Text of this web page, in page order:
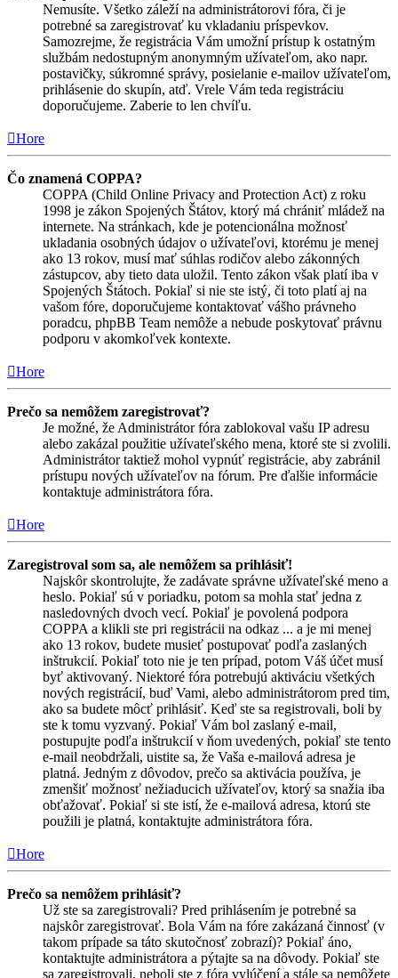
Nemusíte. Všetko záleží na administrátorovi fóra, či je
potrebné sa zaregistrovať ku vkladaniu príspevkov.
Samozrejme, že registrácia Vám umožní prístup k ostatným
službám nedostupným anonymným užívateľom, ako napr.
postavičky, súkromné správy, posielanie e-mailov užívateľom,
prihlásenie do skupín, atď. Vrele Vám teda registráciu
doporučujeme. Zaberie to len chvíľu.
Hore
Čo znamená COPPA?
COPPA (Child Online Privacy and Protection Act) z roku
1998 je zákon Spojených Štátov, ktorý má chrániť mládež na
internete. Na stránkach, kde je potencionálna možnosť
ukladania osobných údajov o užívateľovi, ktorému je menej
ako 13 rokov, musí mať súhlas rodičov alebo zákonných
zástupcov, aby tieto data uložil. Tento zákon však platí iba v
Spojených Štátoch. Pokiaľ si nie ste istý, či toto platí aj na
vašom fóre, doporučujeme kontaktovať vášho právneho
poradcu, phpBB Team nemôže a nebude poskytovať právnu
podporu v akomkoľvek kontexte.
Hore
Prečo sa nemôžem zaregistrovať?
Je možné, že Administrátor fóra zablokoval vašu IP adresu
alebo zakázal použitie užívateľského mena, ktoré ste si zvolili.
Administrátor taktiež mohol vypnúť registrácie, aby zabránil
prístupu nových užívateľov na fórum. Pre ďalšie informácie
kontaktuje administrátora fóra.
Hore
Zaregistroval som sa, ale nemôžem sa prihlásiť!
Najskôr skontrolujte, že zadávate správne užívateľské meno a
heslo. Pokiaľ sú v poriadku, potom sa mohla stať jedna z
nasledovných dvoch vecí. Pokiaľ je povolená podpora
COPPA a klikli ste pri registrácii na odkaz ... a je mi menej
ako 13 rokov, budete musieť postupovať podľa zaslaných
inštrukcií. Pokiaľ toto nie je ten prípad, potom Váš účet musí
byť aktivovaný. Niektoré fóra potrebujú aktiváciu všetkých
nových registrácií, buď Vami, alebo administrátorom pred tim,
ako sa budete môcť prihlásiť. Keď ste sa registrovali, boli by
ste k tomu vyzvaný. Pokiaľ Vám bol zaslaný e-mail,
postupujte podľa inštrukcií v ňom uvedených, pokiaľ ste tento
e-mail neobdržali, uistite sa, že Vaša e-mailová adresa je
platná. Jedným z dôvodov, prečo sa aktivácia používa, je
zmenšiť možnosť nežiaducich užívateľov, ktorý sa snažia iba
obťažovať. Pokiaľ si ste istí, že e-mailová adresa, ktorú ste
použili je platná, kontaktujte administrátora fóra.
Hore
Prečo sa nemôžem prihlásiť?
Už ste sa zaregistrovali? Pred prihlásením je potrebné sa
najskôr zaregistrovať. Bola Vám na fóre zakázaná činnosť (v
takom prípade sa táto skutočnosť zobrazí)? Pokiaľ áno,
kontaktujte administrátora a pýtajte sa na dôvody. Pokiaľ ste
sa zaregistrovali, neboli ste z fóra vylúčení a stále sa nemôžete